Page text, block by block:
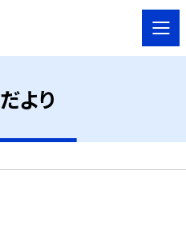
より